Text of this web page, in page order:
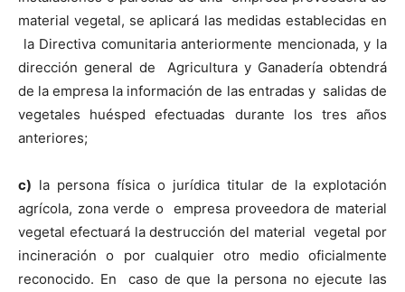
material vegetal, se aplicará las medidas establecidas en
la Directiva comunitaria anteriormente mencionada, y la
dirección general de Agricultura y Ganadería obtendrá
de la empresa la información de las entradas y salidas de
vegetales huésped efectuadas durante los tres años
anteriores;
c) la persona física o jurídica titular de la explotación
agrícola, zona verde o empresa proveedora de material
vegetal efectuará la destrucción del material vegetal por
incineración o por cualquier otro medio oficialmente
reconocido. En caso de que la persona no ejecute las